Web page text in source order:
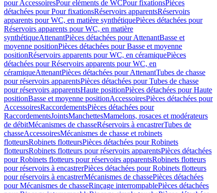
pour AccessoiresPour eléments de WCPour fixationsPièces
détachées pour Pour fixationsRéservoirs apparentsRéservoirs
apparents pour WC, en matière synthétiquePièces détachées pour
Réservoirs apparents pour WC, en matière
synthétiqueAttenantPièces détachées pour AttenantBasse et
moyenne positionPièces détachées pour Basse et moyenne
positionRéservoirs apparents pour WC, en céramiquePièces
détachées pour Réservoirs apparents pour WC, en
céramiqueAttenantPièces détachées pour AttenantTubes de chasse
pour réservoirs apparentsPièces détachées pour Tubes de chasse
pour réservoirs apparentsHaute positionPièces détachées pour Haute
positionBasse et moyenne positionAccessoiresPièces détachées pour
AccessoiresRaccordementsPièces détachées pour
RaccordementsJointsManchettesMamelons, rosaces et modérateurs
de débitMécanismes de chasseRéservoirs à encastrerTubes de
chasseAccessoiresMécanismes de chasse et robinets
flotteursRobinets flotteursPièces détachées pour Robinets
flotteursRobinets flotteurs pour réservoirs apparentsPièces détachées
pour Robinets flotteurs pour réservoirs apparentsRobinets flotteurs
pour réservoirs à encastrerPièces détachées pour Robinets flotteurs
pour réservoirs à encastrerMécanismes de chassePièces détachées
pour Mécanismes de chasseRinçage interrompablePièces détachées